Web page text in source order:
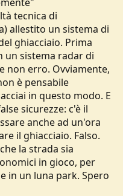
tecnica di
allestito un sistema di
ghiacciaio. Prima
un sistema radar di
non erro. Ovviamente,
è pensabile
in questo modo. E
sicurezze: c'è il
anche ad un'ora
il ghiacciaio. Falso.
la strada sia
in gioco, per
in un luna park. Spero